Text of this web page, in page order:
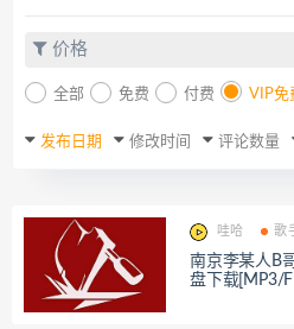
价格
全部 免费 付费 VIP免
发布日期 修改时间 评论数量
哇哈 歌
南京李某人B
盘下载[MP3/